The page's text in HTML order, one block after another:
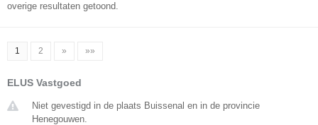
overige resultaten getoond.
1 2 » »»
ELUS Vastgoed
Niet gevestigd in de plaats Buissenal en in de provincie
Henegouwen.